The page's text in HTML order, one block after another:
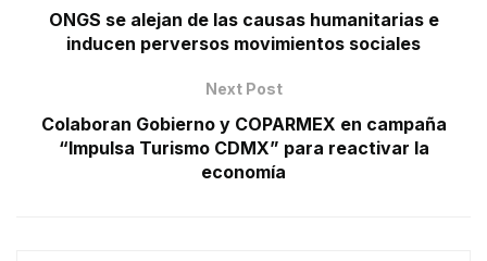
ONGS se alejan de las causas humanitarias e
inducen perversos movimientos sociales
Next Post
Colaboran Gobierno y COPARMEX en campaña
“Impulsa Turismo CDMX” para reactivar la
economía